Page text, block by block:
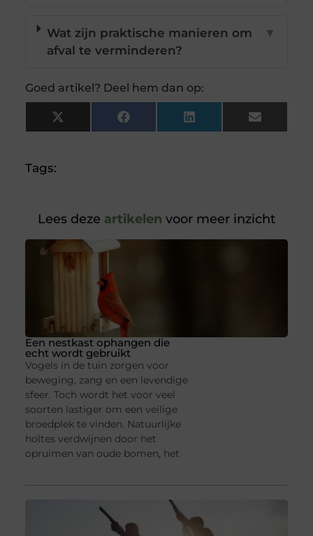
Wat zijn praktische manieren om
afval te verminderen?
▼
Goed artikel? Deel hem dan op:
X
(Twitter)
Facebook LinkedIn Email
Tags:
Lees deze artikelen voor meer inzicht
Een nestkast ophangen die
echt wordt gebruikt
Vogels in de tuin zorgen voor
beweging, zang en een levendige
sfeer. Toch wordt het voor veel
soorten lastiger om een veilige
broedplek te vinden. Natuurlijke
holtes verdwijnen door het
opruimen van oude bomen, het